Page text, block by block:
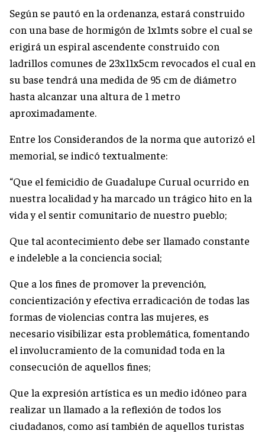
Según se pautó en la ordenanza, estará construido
con una base de hormigón de 1x1mts sobre el cual se
erigirá un espiral ascendente construido con
ladrillos comunes de 23x11x5cm revocados el cual en
su base tendrá una medida de 95 cm de diámetro
hasta alcanzar una altura de 1 metro
aproximadamente.
Entre los Considerandos de la norma que autorizó el
memorial, se indicó textualmente:
“Que el femicidio de Guadalupe Curual ocurrido en
nuestra localidad y ha marcado un trágico hito en la
vida y el sentir comunitario de nuestro pueblo;
Que tal acontecimiento debe ser llamado constante
e indeleble a la conciencia social;
Que a los fines de promover la prevención,
concientización y efectiva erradicación de todas las
formas de violencias contra las mujeres, es
necesario visibilizar esta problemática, fomentando
el involucramiento de la comunidad toda en la
consecución de aquellos fines;
Que la expresión artística es un medio idóneo para
realizar un llamado a la reflexión de todos los
ciudadanos, como así también de aquellos turistas